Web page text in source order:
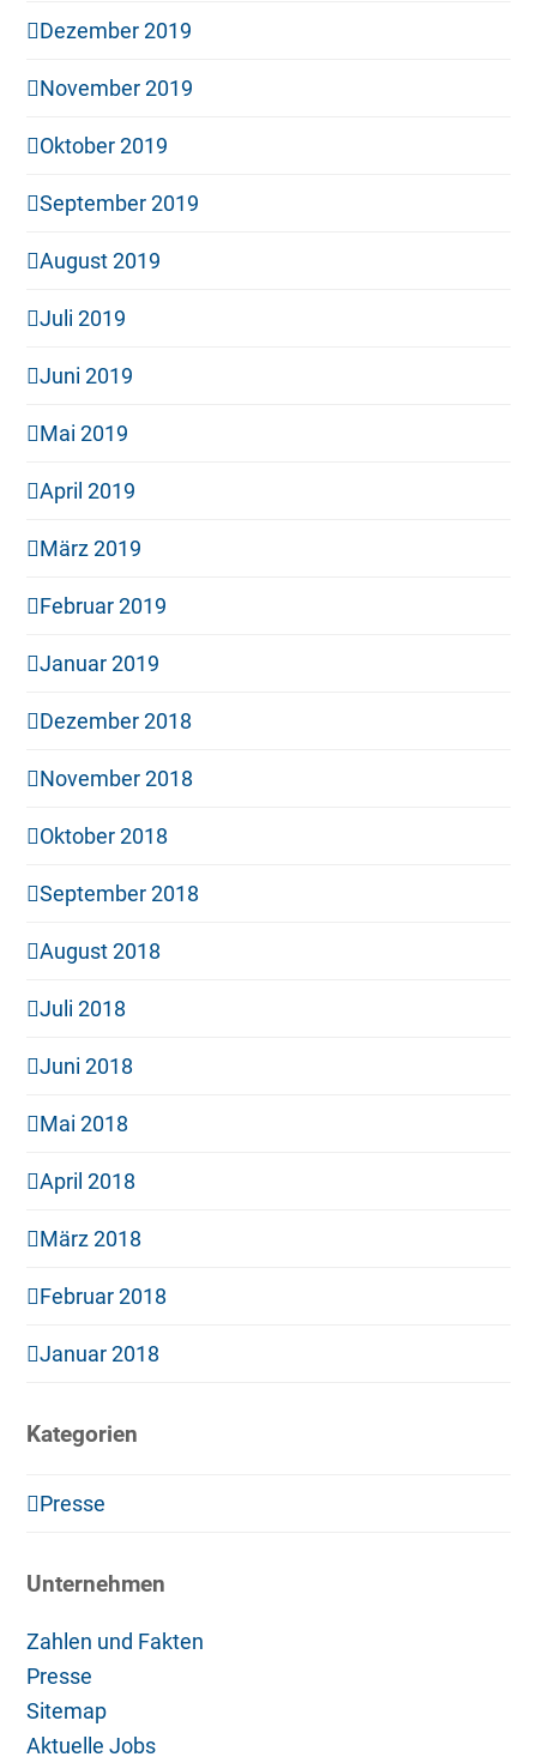
Dezember 2019
November 2019
Oktober 2019
September 2019
August 2019
Juli 2019
Juni 2019
Mai 2019
April 2019
März 2019
Februar 2019
Januar 2019
Dezember 2018
November 2018
Oktober 2018
September 2018
August 2018
Juli 2018
Juni 2018
Mai 2018
April 2018
März 2018
Februar 2018
Januar 2018
Kategorien
Presse
Unternehmen
Zahlen und Fakten
Presse
Sitemap
Aktuelle Jobs